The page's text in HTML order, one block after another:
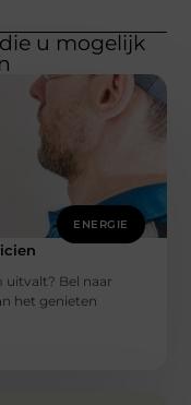
die u mogelijk
ENERGIE
uitvalt? Bel naar
het genieten